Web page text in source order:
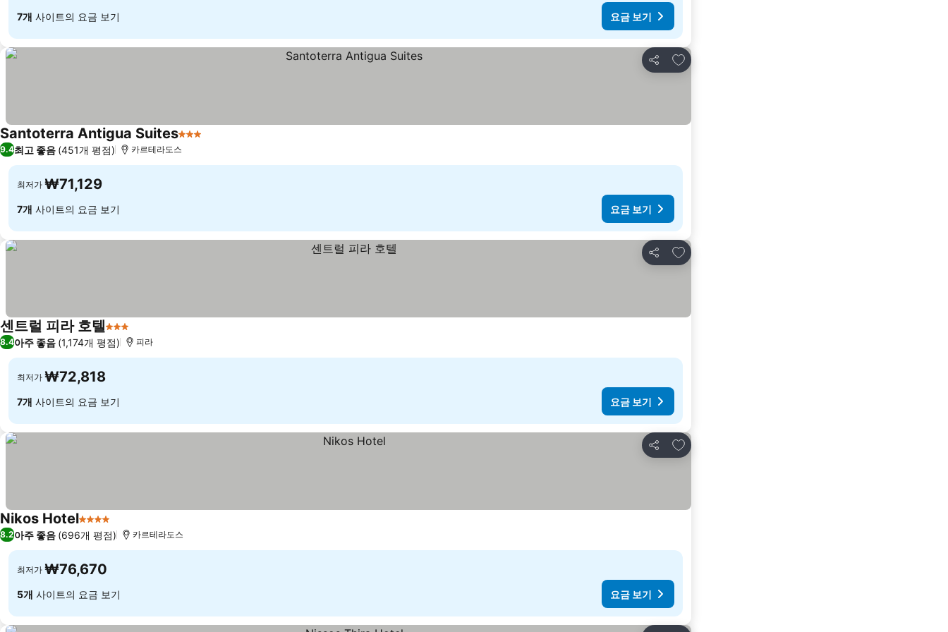
7개 사이트의 요금 보기 요금 보기
공유
즐겨찾기에 추가
Santoterra Antigua Suites3 성급
9.4최고 좋음 (451개 평점) 카르테라도스
최저가 ₩71,129
7개 사이트의 요금 보기 요금 보기
공유
즐겨찾기에 추가
센트럴 피라 호텔3 성급
8.4아주 좋음 (1,174개 평점) 피라
최저가 ₩72,818
7개 사이트의 요금 보기 요금 보기
공유
즐겨찾기에 추가
Nikos Hotel4 성급
8.2아주 좋음 (696개 평점) 카르테라도스
최저가 ₩76,670
5개 사이트의 요금 보기 요금 보기